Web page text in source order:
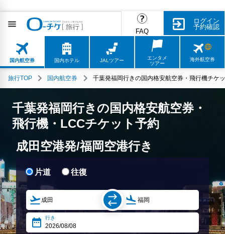
FAQ
ログイン
予約確認
国内航空券 国内ホテル JALツアー
エンタメ
ツアー
海外航空券
旅行TOP 国内航空券 千葉発福岡行きの国内格安航空券・飛行機チケ
千葉発福岡行きの国内格安航空券・
飛行機・LCCチケット予約
成田空港発/福岡空港行き